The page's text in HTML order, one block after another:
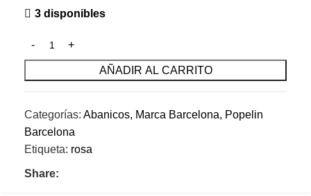
3 disponibles
AÑADIR AL CARRITO
Categorías: Abanicos, Marca Barcelona, Popelin
Barcelona
Etiqueta: rosa
Share: